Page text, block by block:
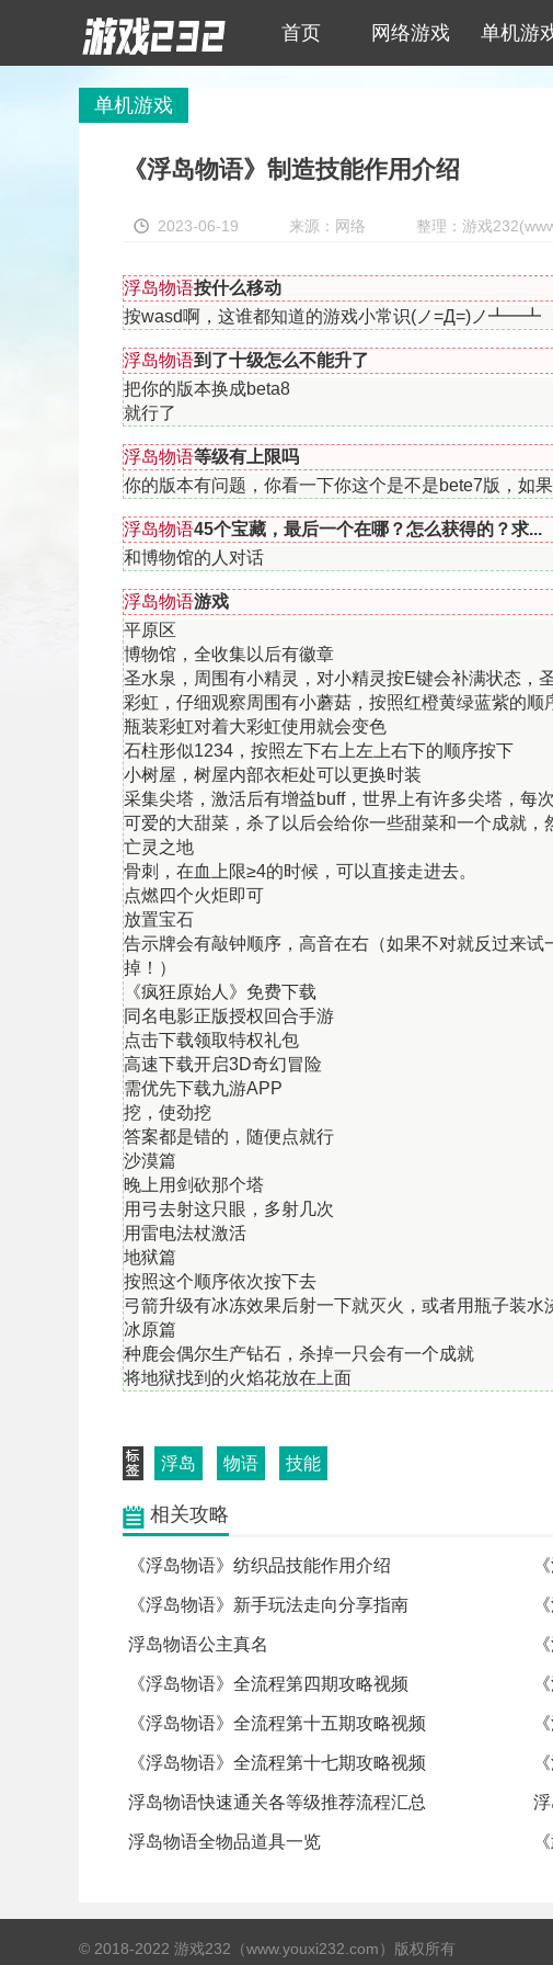
首页 网络游戏 单机游
单机游戏
《浮岛物语》制造技能作用介绍
2023-06-19 来源：网络 整理：游戏
浮岛物语按什么移动
按wasd啊，这谁都知道的游戏小常识(ノ=Д=)ノ┻━┻
浮岛物语到了十级怎么不能升了
把你的版本换成beta8
就行了
浮岛物语等级有上限吗
你的版本有问题，你看一下你这个是不是bete7版，如
浮岛物语45个宝藏，最后一个在哪？怎么获得的？求...
和博物馆的人对话
浮岛物语游戏
平原区
博物馆，全收集以后有徽章
圣水泉，周围有小精灵，对小精灵按E键会补满状态，
彩虹，仔细观察周围有小蘑菇，按照红橙黄绿蓝紫的
瓶装彩虹对着大彩虹使用就会变色
石柱形似1234，按照左下右上左上右下的顺序按下
小树屋，树屋内部衣柜处可以更换时装
采集尖塔，激活后有增益buff，世界上有许多尖塔，每
可爱的大甜菜，杀了以后会给你一些甜菜和一个成就，
亡灵之地
骨刺，在血上限≥4的时候，可以直接走进去。
点燃四个火炬即可
放置宝石
告示牌会有敲钟顺序，高音在右（如果不对就反过来
掉！）
《疯狂原始人》免费下载
同名电影正版授权回合手游
点击下载领取特权礼包
高速下载开启3D奇幻冒险
需优先下载九游APP
挖，使劲挖
答案都是错的，随便点就行
沙漠篇
晚上用剑砍那个塔
用弓去射这只眼，多射几次
用雷电法杖激活
地狱篇
按照这个顺序依次按下去
弓箭升级有冰冻效果后射一下就灭火，或者用瓶子装水
冰原篇
种鹿会偶尔生产钻石，杀掉一只会有一个成就
将地狱找到的火焰花放在上面
浮岛 物语 技能
相关攻略
《浮岛物语》纺织品技能作用介绍
《浮岛物语》新手玩法走向分享指南
浮岛物语公主真名
《浮岛物语》全流程第四期攻略视频
《浮岛物语》全流程第十五期攻略视频
《浮岛物语》全流程第十七期攻略视频
浮岛物语快速通关各等级推荐流程汇总
浮岛物语全物品道具一览
© 2018-2022 游戏232（www.youxi232.com）版权所有
返回顶部